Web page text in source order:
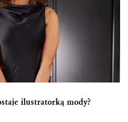
ilustratorką mody?